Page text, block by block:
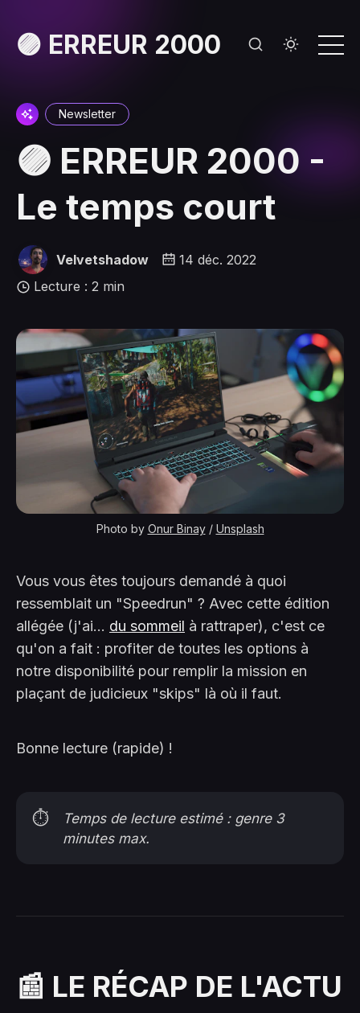
🟣 ERREUR 2000
Newsletter
🟣 ERREUR 2000 -
Le temps court
Velvetshadow
14 déc. 2022
Lecture : 2 min
Photo by Onur Binay/ Unsplash
Vous vous êtes toujours demandé à quoi
ressemblait un "Speedrun" ? Avec cette édition
allégée (j'ai... du sommeil à rattraper), c'est ce
qu'on a fait : profiter de toutes les options à
notre disponibilité pour remplir la mission en
plaçant de judicieux "skips" là où il faut.
Bonne lecture (rapide) !
⏱️
Temps de lecture estimé : genre 3
minutes max.
📰 LE RÉCAP DE L'ACTU